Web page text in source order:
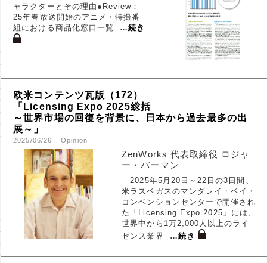
ャラクターとその理由●Review：
25年春放送開始のアニメ・特撮番
組における商品化窓口一覧
…続き
欧米コンテンツ瓦版（172）
「Licensing Expo 2025総括
～世界市場の回復を背景に、日本から過去最多の出
展～」
2025/06/26 Opinion
ZenWorks 代表取締役 ロジャ
ー・バーマン
2025年5月20日～22日の3日間、
米ラスベガスのマンダレイ・ベイ・
コンベンションセンターで開催され
た「Licensing Expo 2025」には、
世界中から1万2,000人以上のライ
センス業界
…続き